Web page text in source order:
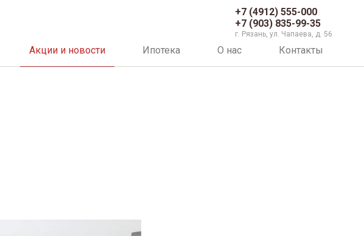
+7 (4912) 555-000
+7 (903) 835-99-35
г. Рязань, ул. Чапаева, д. 56
Акции и новости Ипотека О нас Контакты